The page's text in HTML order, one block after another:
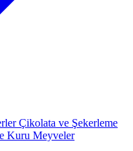
Çikolata ve Şekerleme
Kuru Meyveler